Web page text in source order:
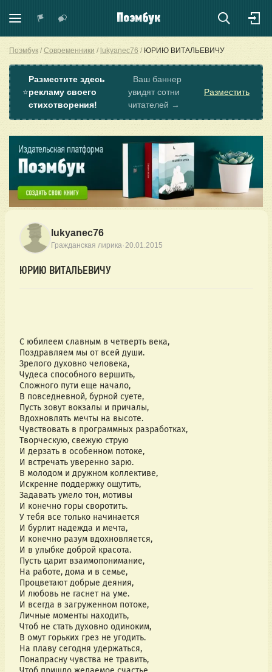
Поэмбук Современники lukyanec76 ЮРИЮ ВИТАЛЬЕВИЧУ
⭐
Разместите здесь
рекламу своего
стихотворения!
Ваш баннер
увидят сотни
читателей →
Разместить
lukyanec76
Гражданская лирика·20.01.2015
ЮРИЮ ВИТАЛЬЕВИЧУ
С юбилеем славным в четверть века,
Поздравляем мы от всей души.
Зрелого духовно человека,
Чудеса способного вершить,
Сложного пути еще начало,
В повседневной, бурной суете,
Пусть зовут вокзалы и причалы,
Вдохновлять мечты на высоте.
Чувствовать в программных разработках,
Творческую, свежую струю
И дерзать в особенном потоке,
И встречать уверенно зарю.
В молодом и дружном коллективе,
Искренне поддержку ощутить,
Задавать умело тон, мотивы
И конечно горы своротить.
У тебя все только начинается
И бурлит надежда и мечта,
И конечно разум вдохновляется,
И в улыбке доброй красота.
Пусть царит взаимопонимание,
На работе, дома и в семье,
Процветают добрые деяния,
И любовь не гаснет на уме.
И всегда в загруженном потоке,
Личные моменты находить,
Чтоб не стать духовно одиноким,
В омут горьких грез не угодить.
На плаву сегодня удержаться,
Понапрасну чувства не травить,